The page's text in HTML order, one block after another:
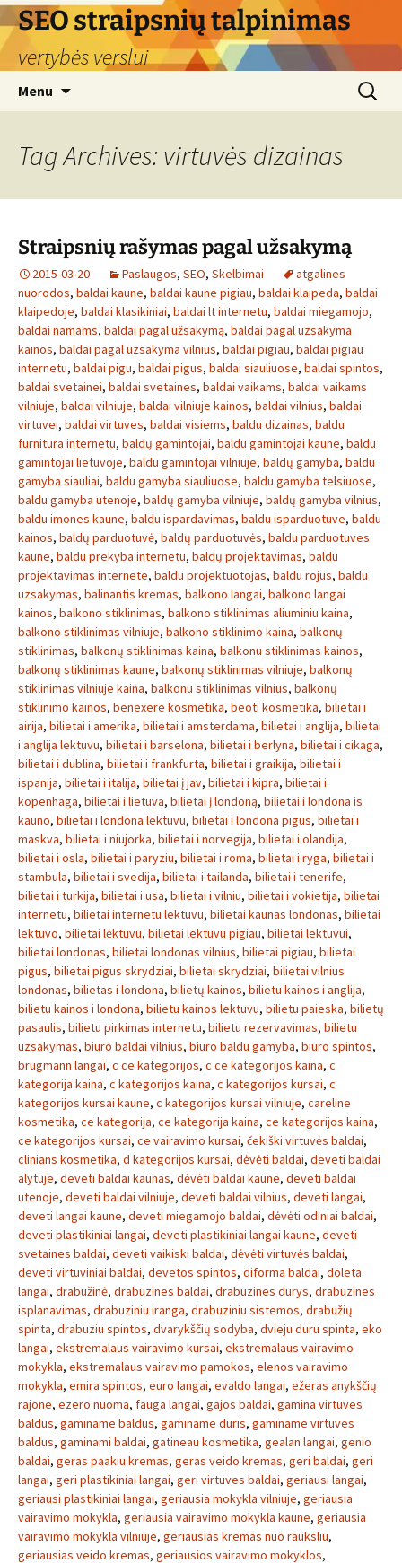
Skip
to
content
SEO straipsnių talpinimas
vertybės verslui
Menu
Search
for:
Tag Archives: virtuvės dizainas
Straipsnių rašymas pagal užsakymą
2015-03-20 Paslaugos, SEO, Skelbimai
atgalines
nuorodos, baldai kaune, baldai kaune pigiau, baldai klaipeda, baldai
klaipedoje, baldai klasikiniai, baldai lt internetu, baldai miegamojo,
baldai namams, baldai pagal užsakymą, baldai pagal uzsakyma
kainos, baldai pagal uzsakyma vilnius, baldai pigiau, baldai pigiau
internetu, baldai pigu, baldai pigus, baldai siauliuose, baldai spintos,
baldai svetainei, baldai svetaines, baldai vaikams, baldai vaikams
vilniuje, baldai vilniuje, baldai vilniuje kainos, baldai vilnius, baldai
virtuvei, baldai virtuves, baldai visiems, baldu dizainas, baldu
furnitura internetu, baldų gamintojai, baldu gamintojai kaune, baldu
gamintojai lietuvoje, baldu gamintojai vilniuje, baldų gamyba, baldu
gamyba siauliai, baldu gamyba siauliuose, baldu gamyba telsiuose,
baldu gamyba utenoje, baldų gamyba vilniuje, baldų gamyba vilnius,
baldu imones kaune, baldu ispardavimas, baldu isparduotuve, baldu
kainos, baldų parduotuvė, baldų parduotuvės, baldu parduotuves
kaune, baldu prekyba internetu, baldų projektavimas, baldu
projektavimas internete, baldu projektuotojas, baldu rojus, baldu
uzsakymas, balinantis kremas, balkono langai, balkono langai
kainos, balkono stiklinimas, balkono stiklinimas aliuminiu kaina,
balkono stiklinimas vilniuje, balkono stiklinimo kaina, balkonų
stiklinimas, balkonų stiklinimas kaina, balkonu stiklinimas kainos,
balkonų stiklinimas kaune, balkonų stiklinimas vilniuje, balkonų
stiklinimas vilniuje kaina, balkonu stiklinimas vilnius, balkonų
stiklinimo kainos, benexere kosmetika, beoti kosmetika, bilietai i
airija, bilietai i amerika, bilietai i amsterdama, bilietai i anglija, bilietai
i anglija lektuvu, bilietai i barselona, bilietai i berlyna, bilietai i cikaga,
bilietai i dublina, bilietai i frankfurta, bilietai i graikija, bilietai i
ispanija, bilietai i italija, bilietai į jav, bilietai i kipra, bilietai i
kopenhaga, bilietai i lietuva, bilietai į londoną, bilietai i londona is
kauno, bilietai i londona lektuvu, bilietai i londona pigus, bilietai i
maskva, bilietai i niujorka, bilietai i norvegija, bilietai i olandija,
bilietai i osla, bilietai i paryziu, bilietai i roma, bilietai i ryga, bilietai i
stambula, bilietai i svedija, bilietai i tailanda, bilietai i tenerife,
bilietai i turkija, bilietai i usa, bilietai i vilniu, bilietai i vokietija, bilietai
internetu, bilietai internetu lektuvu, bilietai kaunas londonas, bilietai
lektuvo, bilietai lėktuvu, bilietai lektuvu pigiau, bilietai lektuvui,
bilietai londonas, bilietai londonas vilnius, bilietai pigiau, bilietai
pigus, bilietai pigus skrydziai, bilietai skrydziai, bilietai vilnius
londonas, bilietas i londona, bilietų kainos, bilietu kainos i anglija,
bilietu kainos i londona, bilietu kainos lektuvu, bilietu paieska, bilietų
pasaulis, bilietu pirkimas internetu, bilietu rezervavimas, bilietu
uzsakymas, biuro baldai vilnius, biuro baldu gamyba, biuro spintos,
brugmann langai, c ce kategorijos, c ce kategorijos kaina, c
kategorija kaina, c kategorijos kaina, c kategorijos kursai, c
kategorijos kursai kaune, c kategorijos kursai vilniuje, careline
kosmetika, ce kategorija, ce kategorija kaina, ce kategorijos kaina,
ce kategorijos kursai, ce vairavimo kursai, čekiški virtuvės baldai,
clinians kosmetika, d kategorijos kursai, dėvėti baldai, deveti baldai
alytuje, deveti baldai kaunas, dėvėti baldai kaune, deveti baldai
utenoje, deveti baldai vilniuje, deveti baldai vilnius, deveti langai,
deveti langai kaune, deveti miegamojo baldai, dėvėti odiniai baldai,
deveti plastikiniai langai, deveti plastikiniai langai kaune, deveti
svetaines baldai, deveti vaikiski baldai, dėvėti virtuvės baldai,
deveti virtuviniai baldai, devetos spintos, diforma baldai, doleta
langai, drabužinė, drabuzines baldai, drabuzines durys, drabuzines
isplanavimas, drabuziniu iranga, drabuziniu sistemos, drabužių
spinta, drabuziu spintos, dvarykščių sodyba, dvieju duru spinta, eko
langai, ekstremalaus vairavimo kursai, ekstremalaus vairavimo
mokykla, ekstremalaus vairavimo pamokos, elenos vairavimo
mokykla, emira spintos, euro langai, evaldo langai, ežeras anykščių
rajone, ezero nuoma, fauga langai, gajos baldai, gamina virtuves
baldus, gaminame baldus, gaminame duris, gaminame virtuves
baldus, gaminami baldai, gatineau kosmetika, gealan langai, genio
baldai, geras paakiu kremas, geras veido kremas, geri baldai, geri
langai, geri plastikiniai langai, geri virtuves baldai, geriausi langai,
geriausi plastikiniai langai, geriausia mokykla vilniuje, geriausia
vairavimo mokykla, geriausia vairavimo mokykla kaune, geriausia
vairavimo mokykla vilniuje, geriausias kremas nuo rauksliu,
geriausias veido kremas, geriausios vairavimo mokyklos,